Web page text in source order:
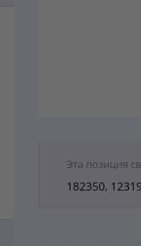
Эта позиция
182350,